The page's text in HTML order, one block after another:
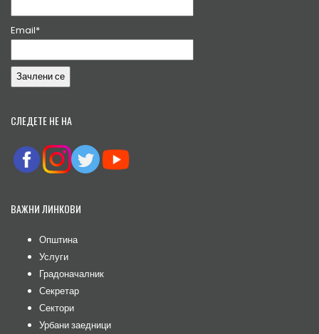
Email*
СЛЕДЕТЕ НЕ НА
ВАЖНИ ЛИНКОВИ
Општина
Услуги
Градоначалник
Секретар
Сектори
Урбани заедници